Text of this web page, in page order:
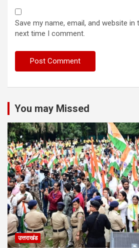
Save my name, email, and website
next time I comment.
You may Missed
उत्तराखंड